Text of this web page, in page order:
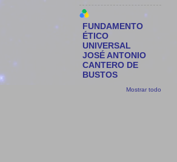
FUNDAMENTO
ÉTICO
UNIVERSAL
JOSÉ ANTONIO
CANTERO DE
BUSTOS
Mostrar todo